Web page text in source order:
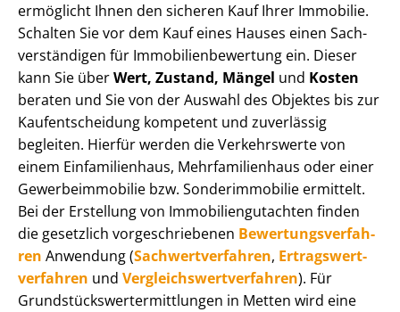
ermöglicht Ihnen den sicheren Kauf Ihrer Immobilie.
Schalten Sie vor dem Kauf eines Hauses einen Sach­
ver­stän­di­gen für Im­mo­bi­li­en­be­wer­tung ein. Dieser
kann Sie überWert, Zustand, Mängel und Kosten
beraten und Sie von der Auswahl des Objektes bis zur
Kauf­ent­schei­dung kompetent und zuverlässig
begleiten. Hierfür werden die Verkehrswerte von
einem Einfamilienhaus, Mehr­fa­mi­li­en­haus oder einer
Ge­wer­be­im­mo­bi­lie bzw. Sonderimmobilie ermittelt.
Bei der Erstellung von Im­mo­bi­li­en­gut­ach­ten finden
die gesetzlich vor­ge­schrie­be­nen Be­wer­tungs­ver­fah­
ren Anwendung (Sach­wert­ver­fah­ren, Er­trags­wert­
ver­fah­ren und Ver­gleichs­wert­ver­fah­ren). Für
Grund­stücks­wert­ermitt­lun­gen in Metten wird eine